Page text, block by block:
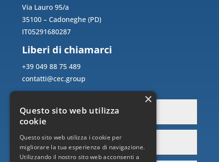
Via Lauro 95/a
35100 – Cadoneghe (PD)
IT05291680287
Liberi di chiamarci
+39 049 88 75 489
contatti@cec.group
×
Questo sito web utilizza
cookie
Questo sito web utilizza i cookie per
migliorare la tua esperienza di navigazione.
Utilizzando il nostro sito web acconsenti a